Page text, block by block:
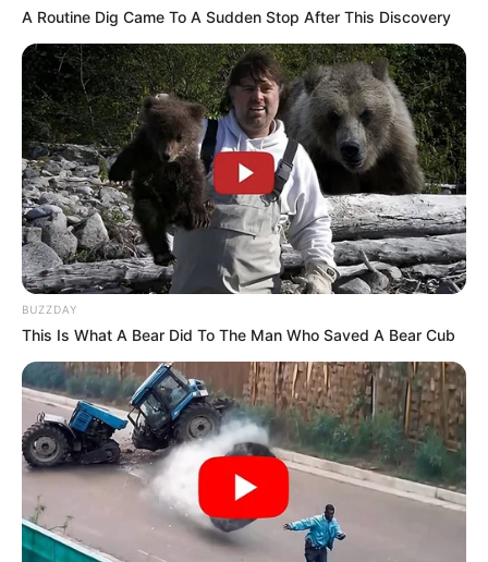
a legjobb francia pezsgővel karácsonykor.
A Routine Dig Came To A Sudden Stop After This Discovery
BUZZDAY
This Is What A Bear Did To The Man Who Saved A Bear Cub